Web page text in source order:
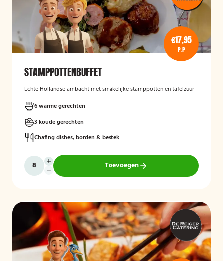
€17,95
P.P
STAMPPOTTENBUFFET
Echte Hollandse ambacht met smakelijke stamppotten en tafelzuur
6 warme gerechten
3 koude gerechten
Chafing dishes, borden & bestek
Toevoegen